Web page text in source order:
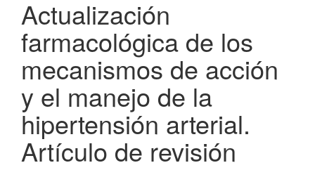
Actualización
farmacológica de los
mecanismos de acción
y el manejo de la
hipertensión arterial.
Artículo de revisión